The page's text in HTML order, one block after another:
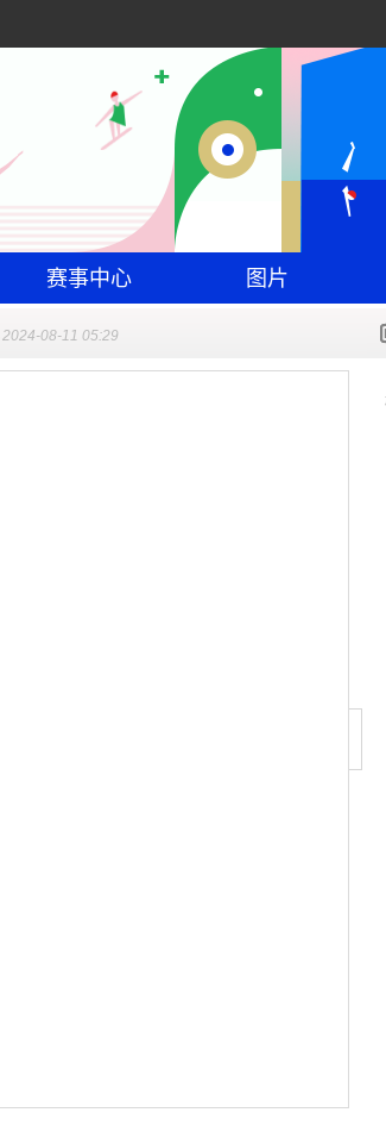
赛事中心 图片
2024-08-11 05:29